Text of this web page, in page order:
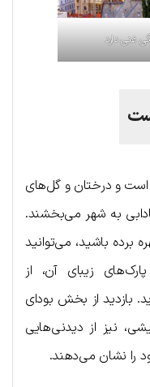
غنی دارد
است و درختان و گل‌های
به شهر می‌بخشند.
برده باشید، می‌توانید
زیبای آن، از
بازدید از بخش بودای
نیز از دیدنی‌هایی
را نشان می‌دهند.